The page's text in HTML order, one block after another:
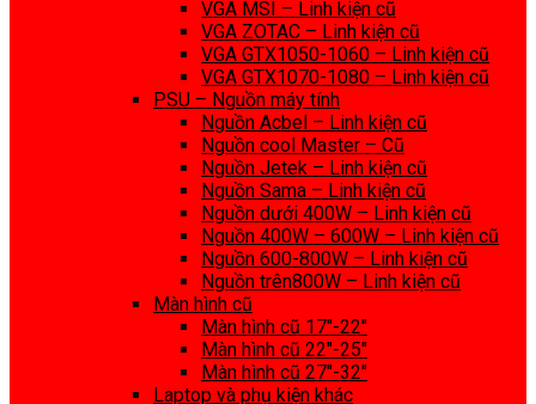
VGA MSI – Linh kiện cũ
VGA ZOTAC – Linh kiện cũ
VGA GTX1050-1060 – Linh kiện cũ
VGA GTX1070-1080 – Linh kiện cũ
PSU – Nguồn máy tính
Nguồn Acbel – Linh kiện cũ
Nguồn cool Master – Cũ
Nguồn Jetek – Linh kiện cũ
Nguồn Sama – Linh kiện cũ
Nguồn dưới 400W – Linh kiện cũ
Nguồn 400W – 600W – Linh kiện cũ
Nguồn 600-800W – Linh kiện cũ
Nguồn trên800W – Linh kiện cũ
Màn hình cũ
Màn hình cũ 17″-22″
Màn hình cũ 22″-25″
Màn hình cũ 27″-32″
Laptop và phụ kiện khác